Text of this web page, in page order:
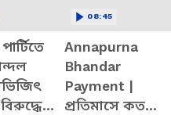
Annapurna
Bhandar
Payment |
প্রতিমাসে কত
08:45